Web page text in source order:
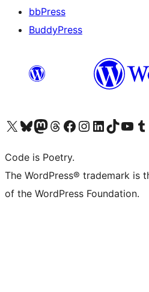
bbPress
BuddyPress
Navštivte náš účet na X (dříve Twitter)
Navštivte náš Bluesky účetNavštivte náš účet Mastodon
Navštivte náš Threads účetNavštivte naši stránku na Facebooku
Navštivte náš Instagram účetNavštivte náš LinkedIn účetNavštivte náš TikTok účetNavštivte náš YouTube kanál
Navštivte
Code is Poetry.
The WordPress® trademark is
of the WordPress Foundation.